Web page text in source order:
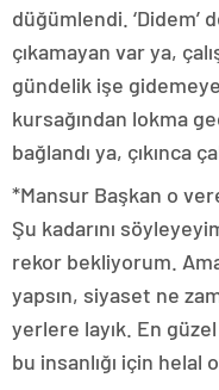
düğümlendi. ‘Didem’
çıkamayan var ya,
gündelik işe
kursağından lokma
bağlandı ya, çıkınca
*Mansur Başkan o
Şu kadarını
rekor bekliyorum.
yapsın, siyaset ne
yerlere layık. En
bu insanlığı için helal